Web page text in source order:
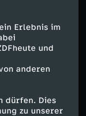
Erlebnis im
und
anderen
dürfen. Dies
zu unserer